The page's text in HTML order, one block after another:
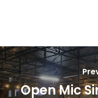
Open Mic